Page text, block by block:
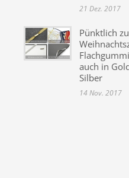
21 Dez. 2017
Pünktlich
auch in
Silber
14 Nov. 2017